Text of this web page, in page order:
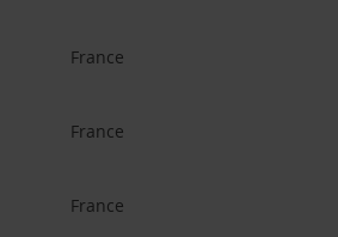
France
France
France